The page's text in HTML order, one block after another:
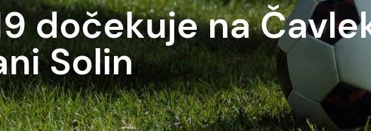
dočekuje na
Solin